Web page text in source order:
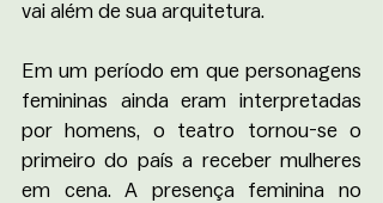
vai além de sua arquitetura.
Em um período em que personagens
femininas ainda eram interpretadas
por homens, o teatro tornou-se o
primeiro do país a receber mulheres
em cena. A presença feminina no